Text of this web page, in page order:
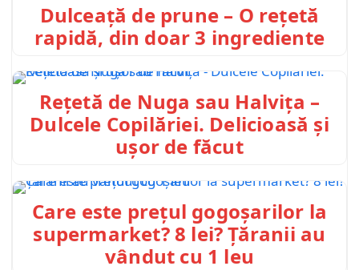
Dulceață de prune – O rețetă
rapidă, din doar 3 ingrediente
Rețetă de Nuga sau Halvița –
Dulcele Copilăriei. Delicioasă și
ușor de făcut
Care este prețul gogoșarilor la
supermarket? 8 lei? Țăranii au
vândut cu 1 leu